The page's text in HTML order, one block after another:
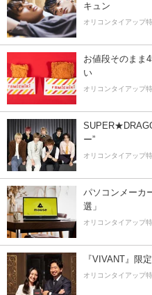
キュン
オリコンタイアップ
お値段そのまま
い
オリコンタイアップ
ー”
オリコンタイアップ
パソコンメーカ
選」
オリコンタイアップ
『VIVANT』限
オリコンタイアップ